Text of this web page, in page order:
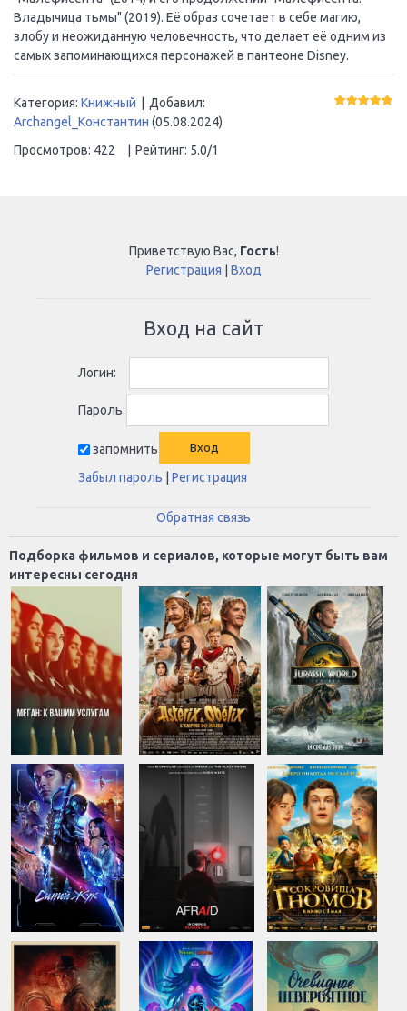
Владычица тьмы" (2019). Её образ сочетает в себе магию,
злобу и неожиданную человечность, что делает её одним из
самых запоминающихся персонажей в пантеоне Disney.
Категория: Книжный Добавил:
Archangel_Константин (05.08.2024)
Просмотров: 422 Рейтинг: 5.0/1
Приветствую Вас, Гость!
Регистрация
Вход
Вход на сайт
Логин:
Пароль:
запомнить
Забыл пароль
Регистрация
Обратная связь
Подборка фильмов и сериалов, которые могут быть вам
интересны сегодня